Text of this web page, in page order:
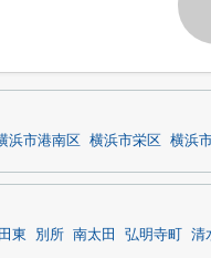
浜市港南区 横浜市栄区 横浜
東 別所 南太田 弘明寺町 清